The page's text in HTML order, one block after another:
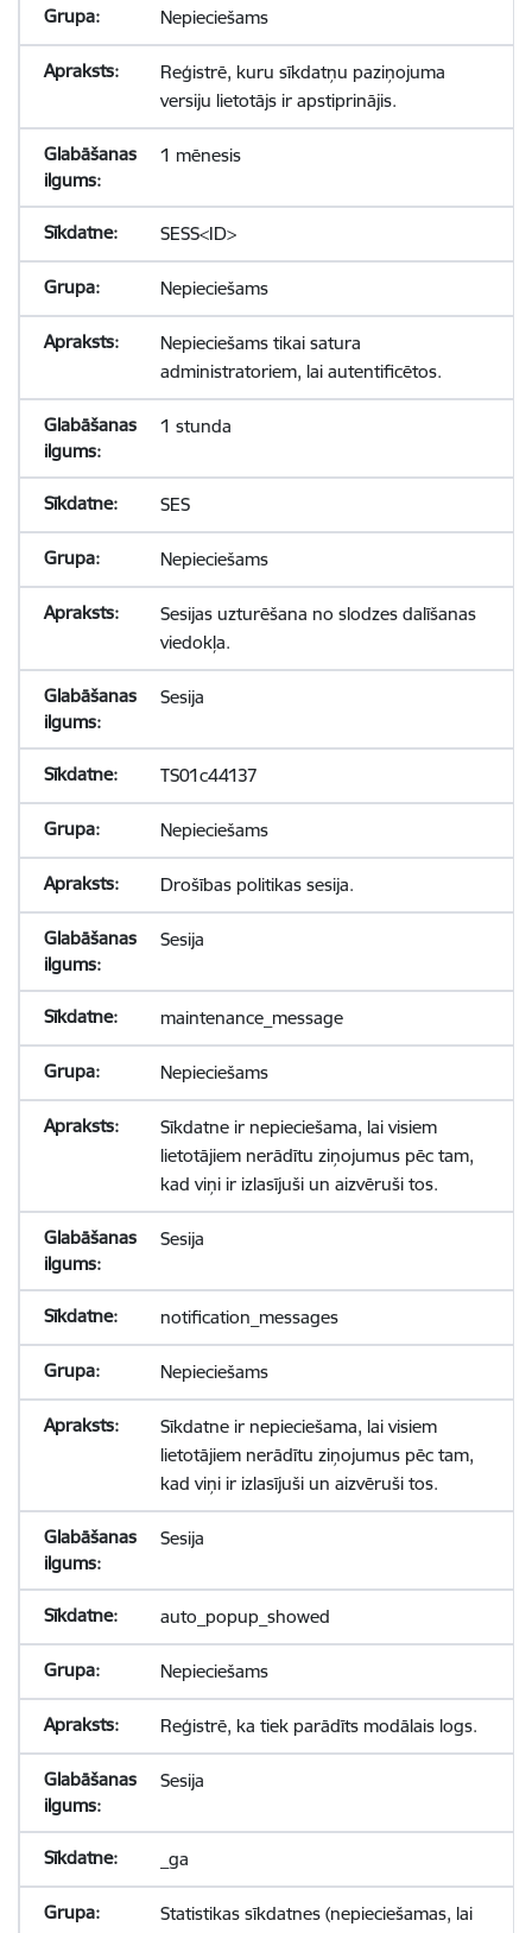
Nepieciešams
Reģistrē, kuru sīkdatņu paziņojuma
versiju lietotājs ir apstiprinājis.
1 mēnesis
SESS<ID>
Nepieciešams
Nepieciešams tikai satura
administratoriem, lai autentificētos.
1 stunda
SES
Nepieciešams
Sesijas uzturēšana no slodzes dalīšanas
viedokļa.
Sesija
TS01c44137
Nepieciešams
Drošības politikas sesija.
Sesija
maintenance_message
Nepieciešams
Sīkdatne ir nepieciešama, lai visiem
lietotājiem nerādītu ziņojumus pēc tam,
kad viņi ir izlasījuši un aizvēruši tos.
Sesija
notification_messages
Nepieciešams
Sīkdatne ir nepieciešama, lai visiem
lietotājiem nerādītu ziņojumus pēc tam,
kad viņi ir izlasījuši un aizvēruši tos.
Sesija
auto_popup_showed
Nepieciešams
Reģistrē, ka tiek parādīts modālais logs.
Sesija
_ga
Statistikas sīkdatnes (nepieciešamas, lai